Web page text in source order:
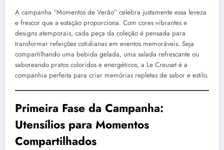
A campanha “Momentos de Verão” celebra justamente essa leveza
e frescor que a estação proporciona. Com cores vibrantes e
designs atemporais, cada peça da coleção é pensada para
transformar refeições cotidianas em eventos memoráveis. Seja
compartilhando uma bebida gelada, uma salada refrescante ou
saboreando pratos coloridos e energéticos, a Le Creuset é a
companhia perfeita para criar memórias repletas de sabor e estilo.
Primeira Fase da Campanha:
Utensílios para Momentos
Compartilhados